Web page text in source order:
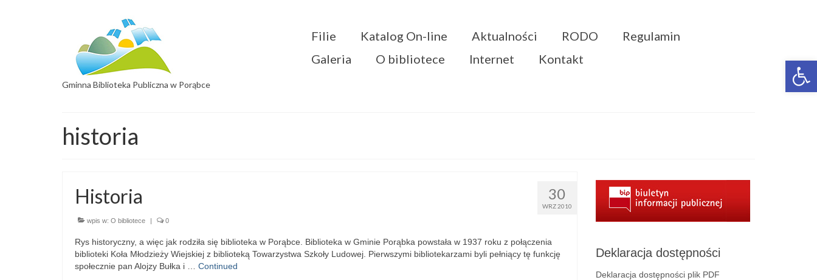
Gminna Biblioteka Publiczna w Porąbce
Filie Katalog On-line Aktualności RODO
Regulamin
Galeria
O bibliotece Internet Kontakt
historia
30
WRZ 2010
Historia
wpis w: O bibliotece | 0
Rys historyczny, a więc jak rodziła się biblioteka w Porąbce. Biblioteka w Gminie Porąbka powstała w 1937 roku z połączenia
biblioteki Koła Młodzieży Wiejskiej z biblioteką Towarzystwa Szkoły Ludowej. Pierwszymi bibliotekarzami byli pełniący tę funkcję
społecznie pan Alojzy Bułka i … Continued
Deklaracja dostępności
Deklaracja dostępności plik PDF